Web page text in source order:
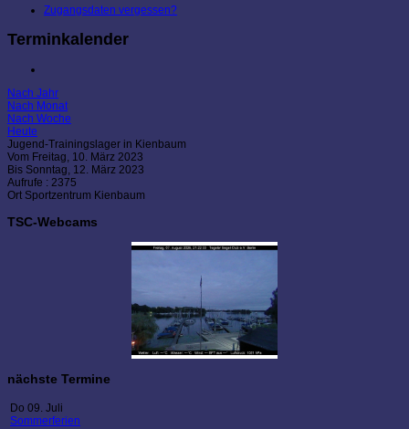
Zugangsdaten vergessen?
Terminkalender
Nach Jahr
Nach Monat
Nach Woche
Heute
Jugend-Trainingslager in Kienbaum
Vom Freitag, 10. März 2023
Bis Sonntag, 12. März 2023
Aufrufe : 2375
Ort Sportzentrum Kienbaum
TSC-Webcams
nächste Termine
Do 09. Juli
Sommerferien